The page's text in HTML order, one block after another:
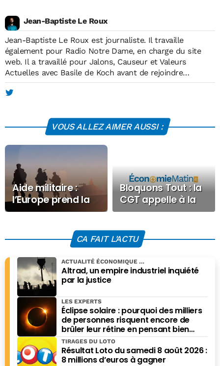
Jean-Baptiste Le Roux
Jean-Baptiste Le Roux est journaliste. Il travaille
également pour Radio Notre Dame, en charge du site
web. Il a travaillé pour Jalons, Causeur et Valeurs
Actuelles avec Basile de Koch avant de rejoindre
Economie Matin, à sa création, en mai 2012. Il est
diplômé de l'Institut européen de journalisme (IEJ) et
publie de temps en temps dans la presse économique
spécialisée.
VOUS ALLEZ AIMER AUSSI :
Aide militaire :
l’Europe prend la
tête du soutien à
Bloquons Tout : la
CGT appelle à la
grève nationale
septembre
CA FAIT L'ACTU
Altrad, un empire industriel inquiété
par la justice
ACTUALITÉ ÉCONOMIQUE
Éclipse solaire : pourquoi des milliers
de personnes risquent encore de
brûler leur rétine en pensant bien
faire
LES EXPERTS
Résultat Loto du samedi 8 août 2026 :
8 millions d’euros à gagner
TIRAGES DU LOTO